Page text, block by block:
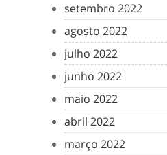
setembro 2022
agosto 2022
julho 2022
junho 2022
maio 2022
abril 2022
março 2022